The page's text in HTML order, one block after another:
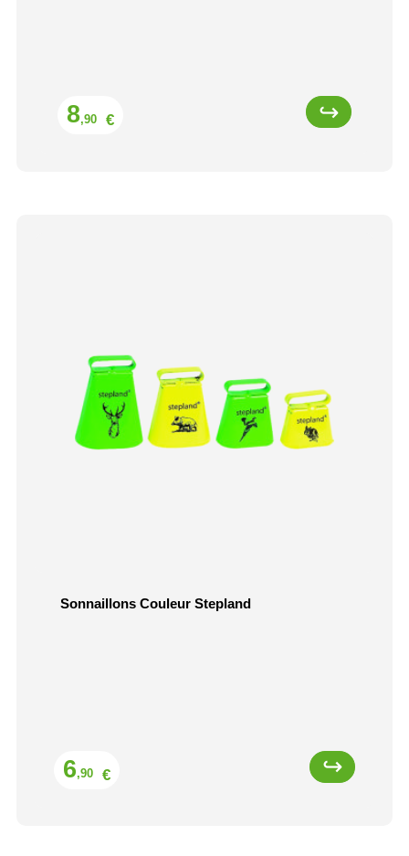
8,90 €
Sonnaillons Couleur Stepland
6,90 €